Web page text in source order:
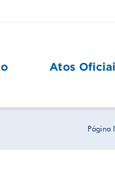
Atos
Página